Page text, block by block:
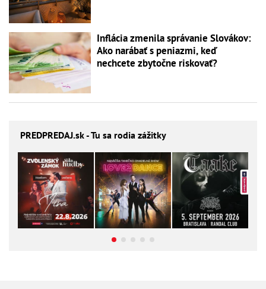
Inflácia zmenila správanie Slovákov:
Ako narábať s peniazmi, keď
nechcete zbytočne riskovať?
PREDPREDAJ.sk - Tu sa rodia zážitky